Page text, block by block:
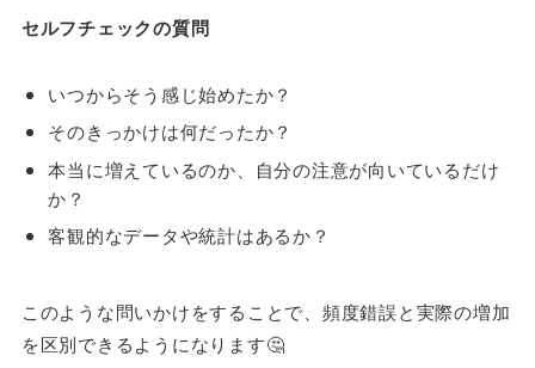
セルフチェックの質問
いつからそう感じ始めたか？
そのきっかけは何だったか？
本当に増えているのか、自分の注意が向いているだけ
か？
客観的なデータや統計はあるか？
このような問いかけをすることで、頻度錯誤と実際の増加
を区別できるようになります🤔